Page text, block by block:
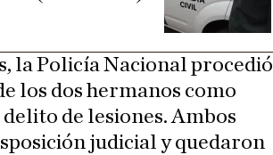
la Policía Nacional procedió
los dos hermanos como
delito de lesiones. Ambos
judicial y quedaron